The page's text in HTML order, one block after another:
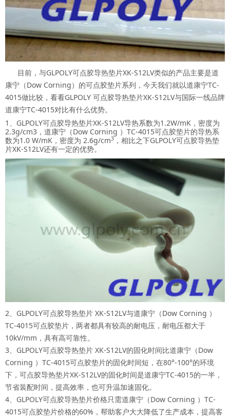
目前，与GLPOLY可点胶导热垫片XK-S12LV类似的产品主要是道
康宁（Dow Corning）的可点胶垫片系列，今天我们就以道康宁TC-
4015做比较，看看GLPOLY 可点胶导热垫片XK-S12LV与国际一线品牌
道康宁TC-4015对比有什么优势。
1、GLPOLY可点胶导热垫片XK-S12LV导热系数为1.2W/mK，密度为
2.3g/cm3，道康宁（Dow Corning ）TC-4015可点胶垫片的导热系
数为1.0 W/mK，密度为 2.6g/cm3 ，相比之下GLPOLY可点胶导热垫
片XK-S12LV还有一定的优势。
2、GLPOLY可点胶导热垫片 XK-S12LV与道康宁（Dow Corning ）
TC-4015可点胶垫片，两者都具有较高的耐电压，耐电压都大于
10kV/mm，具有高可靠性。
3、GLPOLY可点胶导热垫片 XK-S12LV的固化时间比道康宁（Dow
Corning ）TC-4015可点胶垫片的固化时间短，在80°-100°的环境
下， 可点胶导热垫片XK-S12LV的固化时间是道康宁TC-4015的一半，
节省装配时间，提高效率，也可升温加速固化。
4、GLPOLY可点胶导热垫片价格只需道康宁（Dow Corning ）TC-
4015可点胶垫片价格的60%，帮助客户大大降低了生产成本，提高客